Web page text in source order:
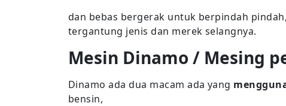
dan bebas bergerak untuk berpindah
tergantung jenis dan merek selangnya.
Mesin Dinamo / Mesing
Dinamo ada dua macam ada yang
bensin,